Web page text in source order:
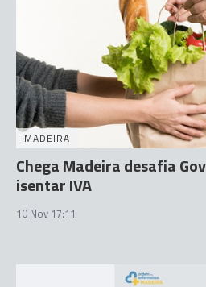
MADEIRA
Chega Madeira desafia
isentar IVA
10 Nov 17:11